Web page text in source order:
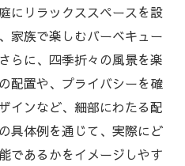
にリラックススペースを設
家族で楽しむバーベキュー
らに、四季折々の風景を楽
配置や、プライバシーを確
インなど、細部にわたる配
具体例を通じて、実際にど
であるかをイメージしやす